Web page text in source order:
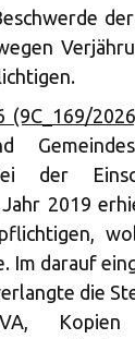
der
2019
Im darauf
die